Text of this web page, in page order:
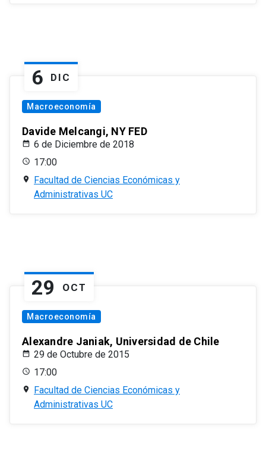
6 DIC
Macroeconomía
Davide Melcangi, NY FED
6 de Diciembre de 2018
17:00
Facultad de Ciencias Económicas y
Administrativas UC
29 OCT
Macroeconomía
Alexandre Janiak, Universidad de Chile
29 de Octubre de 2015
17:00
Facultad de Ciencias Económicas y
Administrativas UC